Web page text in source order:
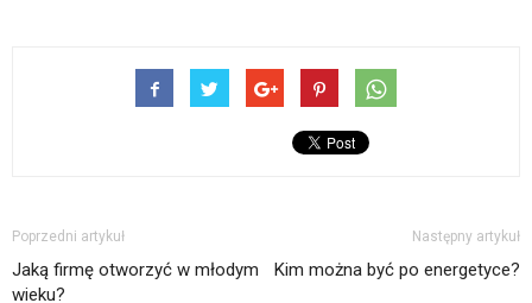
Poprzedni artykuł
Jaką firmę otworzyć w młodym
wieku?
Następny artykuł
Kim można być po energetyce?